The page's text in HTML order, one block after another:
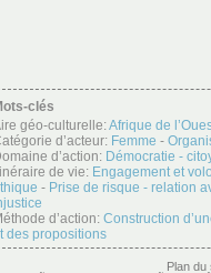
clés
géo-culturelle:Afrique de
d’acteur: Femme -
d’action: Démocratie -
de vie: Engagement et
- Prise de risque - relation
d’action: Construction
des propositions
Plan du